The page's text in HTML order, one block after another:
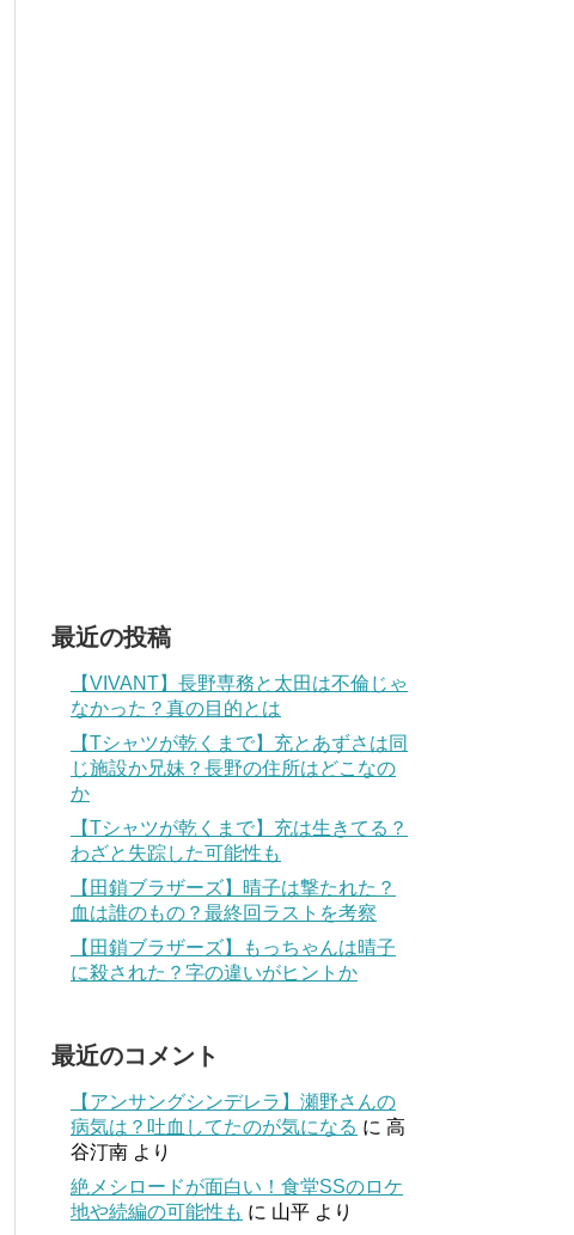
最近の投稿
【VIVANT】長野専務と太田は不倫じゃ
なかった？真の目的とは
【Tシャツが乾くまで】充とあずさは同
じ施設か兄妹？長野の住所はどこなの
か
【Tシャツが乾くまで】充は生きてる？
わざと失踪した可能性も
【田鎖ブラザーズ】晴子は撃たれた？
血は誰のもの？最終回ラストを考察
【田鎖ブラザーズ】もっちゃんは晴子
に殺された？字の違いがヒントか
最近のコメント
【アンサングシンデレラ】瀬野さんの
病気は？吐血してたのが気になる に 高
谷汀南 より
絶メシロードが面白い！食堂SSのロケ
地や続編の可能性も に 山平 より